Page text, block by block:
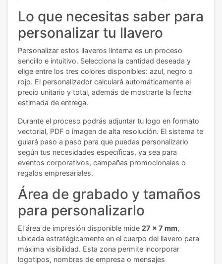
Lo que necesitas saber para
personalizar tu llavero
Personalizar estos llaveros linterna es un proceso
sencillo e intuitivo. Selecciona la cantidad deseada y
elige entre los tres colores disponibles: azul, negro o
rojo. El personalizador calculará automáticamente el
precio unitario y total, además de mostrarte la fecha
estimada de entrega.
Durante el proceso podrás adjuntar tu logo en formato
vectorial, PDF o imagen de alta resolución. El sistema te
guiará paso a paso para que puedas personalizarlo
según tus necesidades específicas, ya sea para
eventos corporativos, campañas promocionales o
regalos empresariales.
Área de grabado y tamaños
para personalizarlo
El área de impresión disponible mide 27 x 7 mm,
ubicada estratégicamente en el cuerpo del llavero para
máxima visibilidad. Esta zona permite incorporar
logotipos, nombres de empresa o mensajes